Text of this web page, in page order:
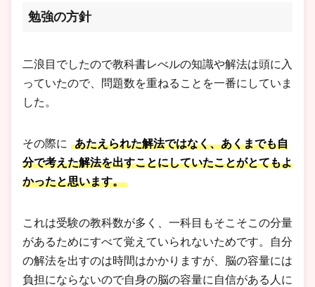
勉強の方針
二浪目でしたので教科書レべルの知識や解法は頭に入
っていたので、問題数を重ねることを一番にしていま
した。
その際に
あたえられた解法ではなく、あくまでも自
分で考えた解法を出すことにしていたことがとてもよ
かったと思います。
これは受験の教科数が多く、一科目もそこそこの分量
があるためにすべて覚えていられないためです。自分
の解法を出すのは時間はかかりますが、脳の容量には
負担にならないので自身の脳の容量に自信がある人に